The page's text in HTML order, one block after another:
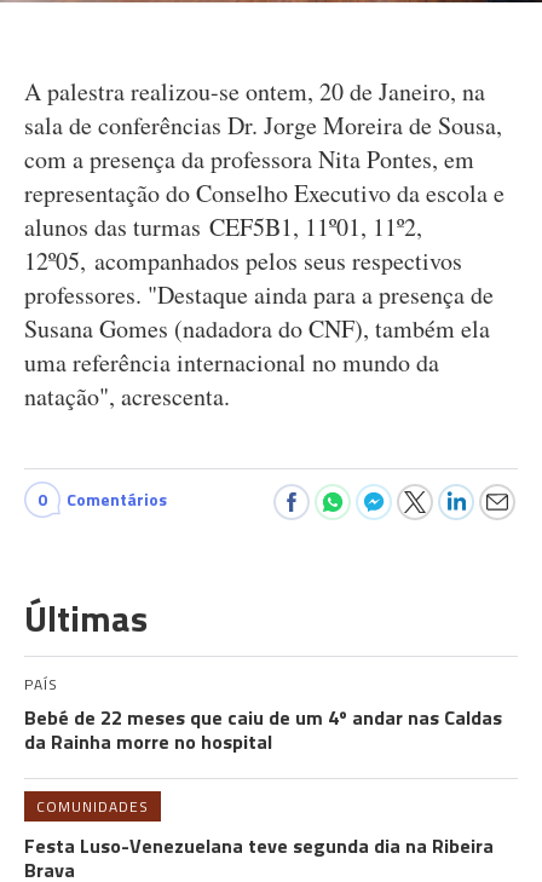
A palestra realizou-se ontem, 20 de Janeiro, na
sala de conferências Dr. Jorge Moreira de Sousa,
com a presença da professora Nita Pontes, em
representação do Conselho Executivo da escola e
alunos das turmas CEF5B1, 11º01, 11º2,
12º05, acompanhados pelos seus respectivos
professores. "Destaque ainda para a presença de
Susana Gomes (nadadora do CNF), também ela
uma referência internacional no mundo da
natação", acrescenta.
0 Comentários
Últimas
PAÍS
Bebé de 22 meses que caiu de um 4º andar nas Caldas
da Rainha morre no hospital
COMUNIDADES
Festa Luso-Venezuelana teve segunda dia na Ribeira
Brava